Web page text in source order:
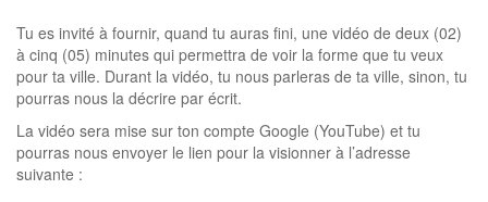
Tu es invité à fournir, quand tu auras fini, une vidéo de deux (02)
à cinq (05) minutes qui permettra de voir la forme que tu veux
pour ta ville. Durant la vidéo, tu nous parleras de ta ville, sinon, tu
pourras nous la décrire par écrit.
La vidéo sera mise sur ton compte Google (YouTube) et tu
pourras nous envoyer le lien pour la visionner à l’adresse
suivante :